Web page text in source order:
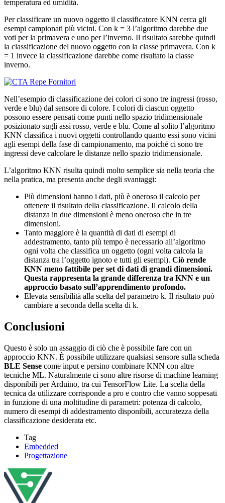
temperatura ed umidità.
Per classificare un nuovo oggetto il classificatore KNN cerca gli
esempi campionati più vicini. Con k = 3 l’algoritmo darebbe due
voti per la primavera e uno per l’inverno. Il risultato sarebbe quindi
la classificazione del nuovo oggetto con la classe primavera. Con k
= 1 invece la classificazione darebbe come risultato la classe
inverno.
Nell’esempio di classificazione dei colori ci sono tre ingressi (rosso,
verde e blu) dal sensore di colore. I colori di ciascun oggetto
possono essere pensati come punti nello spazio tridimensionale
posizionato sugli assi rosso, verde e blu. Come al solito l’algoritmo
KNN classifica i nuovi oggetti controllando quanto essi sono vicini
agli esempi della fase di campionamento, ma poiché ci sono tre
ingressi deve calcolare le distanze nello spazio tridimensionale.
L’algoritmo KNN risulta quindi molto semplice sia nella teoria che
nella pratica, ma presenta anche degli svantaggi:
Più dimensioni hanno i dati, più è oneroso il calcolo per
ottenere il risultato della classificazione. Il calcolo della
distanza in due dimensioni è meno oneroso che in tre
dimensioni.
Tanto maggiore è la quantità di dati di esempi di
addestramento, tanto più tempo è necessario all’algoritmo
ogni volta che classifica un oggetto (ogni volta calcola la
distanza tra l’oggetto ignoto e tutti gli esempi). Ciò rende
KNN meno fattibile per set di dati di grandi dimensioni.
Questa rappresenta la grande differenza tra KNN e un
approccio basato sull’apprendimento profondo.
Elevata sensibilità alla scelta del parametro k. Il risultato può
cambiare a seconda della scelta di k.
Conclusioni
Questo è solo un assaggio di ciò che è possibile fare con un
approccio KNN. È possibile utilizzare qualsiasi sensore sulla scheda
BLE Sense come input e persino combinare KNN con altre
tecniche ML. Naturalmente ci sono altre risorse di machine learning
disponibili per Arduino, tra cui TensorFlow Lite. La scelta della
tecnica da utilizzare corrisponde a pro e contro che vanno soppesati
in funzione di una moltitudine di parametri: potenza di calcolo,
numero di esempi di addestramento disponibili, accuratezza della
classificazione desiderata etc.
Tag
Embedded
Progettazione